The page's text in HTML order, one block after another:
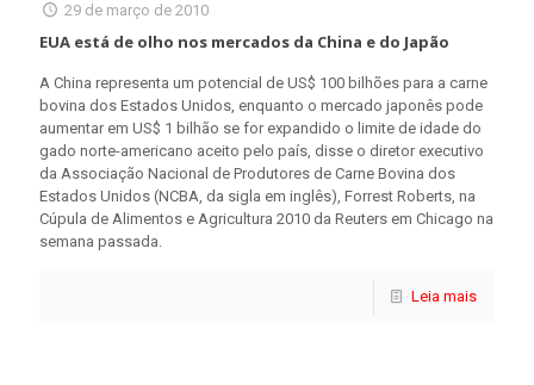
29 de março de 2010
EUA está de olho nos mercados da China e do Japão
A China representa um potencial de US$ 100 bilhões para a carne
bovina dos Estados Unidos, enquanto o mercado japonês pode
aumentar em US$ 1 bilhão se for expandido o limite de idade do
gado norte-americano aceito pelo país, disse o diretor executivo
da Associação Nacional de Produtores de Carne Bovina dos
Estados Unidos (NCBA, da sigla em inglês), Forrest Roberts, na
Cúpula de Alimentos e Agricultura 2010 da Reuters em Chicago na
semana passada.
Leia mais